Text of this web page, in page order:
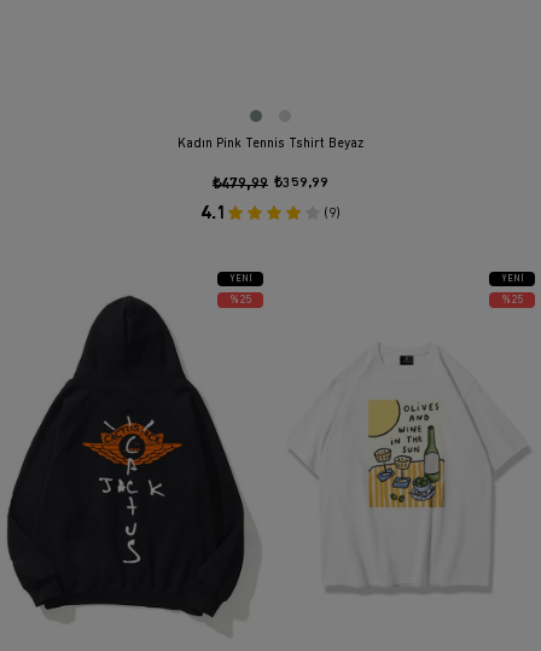
Kadın Pink Tennis Tshirt Beyaz
₺359,99
₺479,99
4.1 (9)
YENI
ÜRÜN
%25
YENI
ÜRÜN
%25